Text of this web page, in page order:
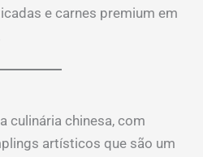
e carnes premium em
culinária chinesa, com
artísticos que são um